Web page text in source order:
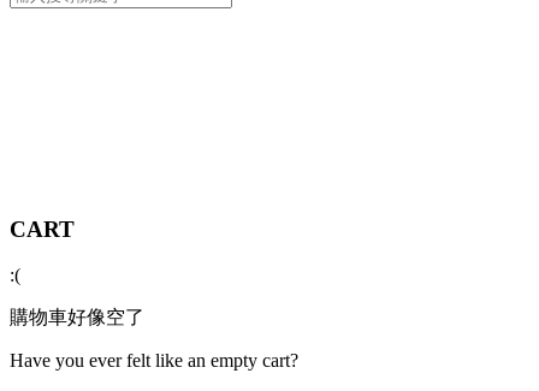
CART
:(
購物車好像空了
Have you ever felt like an empty cart?